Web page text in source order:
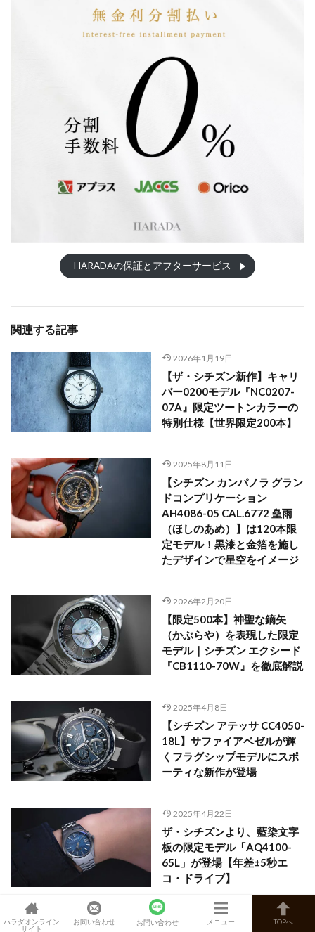
HARADAの保証とアフターサービス
関連する記事
2026年1月19日
【ザ・シチズン新作】キャリ
バー0200モデル『NC0207-
07A』限定ツートンカラーの
特別仕様【世界限定200本】
2025年8月11日
【シチズン カンパノラ グラン
ドコンプリケーション
AH4086-05 CAL.6772 皨雨
（ほしのあめ）】は120本限
定モデル！黒漆と金箔を施し
たデザインで星空をイメージ
2026年2月20日
【限定500本】神聖な鏑矢
（かぶらや）を表現した限定
モデル｜シチズン エクシード
『CB1110-70W』を徹底解説
2025年4月8日
【シチズン アテッサ CC4050-
18L】サファイアベゼルが輝
くフラグシップモデルにスポ
ーティな新作が登場
2025年4月22日
ザ・シチズンより、藍染文字
板の限定モデル「AQ4100-
65L」が登場【年差±5秒エ
コ・ドライブ】
ハラダオンライン
サイト
お問い合わせ お問い合わせ メニュー TOPへ